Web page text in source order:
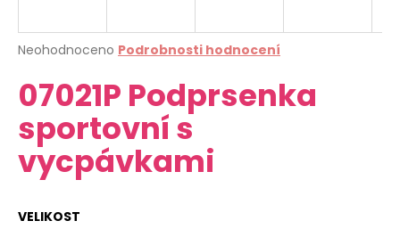
Průměrné
produktu
je
z
5
hvězdiček.
Neohodnoceno Podrobnosti hodnocení
07021P Podprsenka
sportovní s
vycpávkami
VELIKOST
j
t
?